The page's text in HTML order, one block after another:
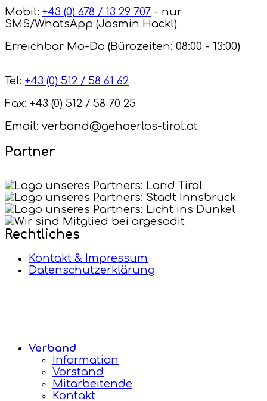
Mobil: +43 (0) 678 / 13 29 707 - nur
SMS/WhatsApp (Jasmin Hackl)
Erreichbar Mo-Do (Bürozeiten: 08:00 - 13:00)
Tel: +43 (0) 512 / 58 61 62
Fax: +43 (0) 512 / 58 70 25
Email: verband@gehoerlos-tirol.at
Partner
Rechtliches
Kontakt & Impressum
Datenschutzerklärung
Verband
Information
Vorstand
Mitarbeitende
Kontakt